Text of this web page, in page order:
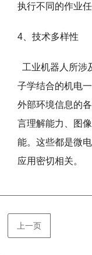
执行不同的作业任
4、技术多样性
工业机器人所涉
子学结合的机电
外部环境信息的
言理解能力、图
能。这些都是微
应用密切相关。
上一页